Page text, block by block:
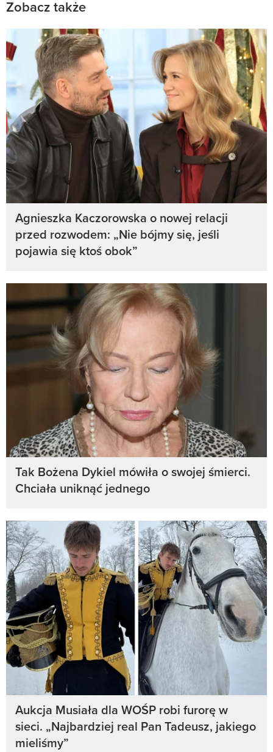
Zobacz także
Agnieszka Kaczorowska o nowej relacji
przed rozwodem: „Nie bójmy się, jeśli
pojawia się ktoś obok”
Tak Bożena Dykiel mówiła o swojej śmierci.
Chciała uniknąć jednego
Aukcja Musiała dla WOŚP robi furorę w
sieci. „Najbardziej real Pan Tadeusz, jakiego
mieliśmy”